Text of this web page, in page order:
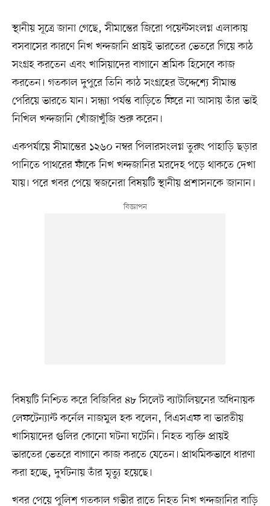
স্থানীয় সূত্রে জানা গেছে, সীমান্তের জিরো পয়েন্টসংলগ্ন এলাকায়
বসবাসের কারণে নিখ খন্দজানি প্রায়ই ভারতের ভেতরে গিয়ে কাঠ
সংগ্রহ করতেন এবং খাসিয়াদের বাগানে শ্রমিক হিসেবে কাজ
করতেন। গতকাল দুপুরে তিনি কাঠ সংগ্রহের উদ্দেশ্যে সীমান্ত
পেরিয়ে ভারতে যান। সন্ধ্যা পর্যন্ত বাড়িতে ফিরে না আসায় তাঁর ভাই
নিখিল খন্দজানি খোঁজাখুঁজি শুরু করেন।
একপর্যায়ে সীমান্তের ১২৬০ নম্বর পিলারসংলগ্ন তুরুং পাহাড়ি ছড়ার
পানিতে পাথরের ফাঁকে নিখ খন্দজানির মরদেহ পড়ে থাকতে দেখা
যায়। পরে খবর পেয়ে স্বজনেরা বিষয়টি স্থানীয় প্রশাসনকে জানান।
বিষয়টি নিশ্চিত করে বিজিবির ৪৮ সিলেট ব্যাটালিয়নের অধিনায়ক
লেফটেন্যান্ট কর্নেল নাজমুল হক বলেন, বিএসএফ বা ভারতীয়
খাসিয়াদের গুলির কোনো ঘটনা ঘটেনি। নিহত ব্যক্তি প্রায়ই
ভারতের ভেতরে বাগানে কাজ করতে যেতেন। প্রাথমিকভাবে ধারণা
করা হচ্ছে, দুর্ঘটনায় তাঁর মৃত্যু হয়েছে।
খবর পেয়ে পুলিশ গতকাল গভীর রাতে নিহত নিখ খন্দজানির বাড়ি